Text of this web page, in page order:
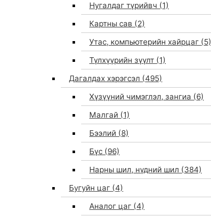
Нугалдаг түрийвч (1)
Картны сав (2)
Утас, компьютерийн хайрцаг (5)
Түлхүүрийн зүүлт (1)
Дагалдах хэрэгсэл (495)
Хүзүүний чимэглэл, зангиа (6)
Малгай (1)
Бээлий (8)
Бүс (96)
Нарны шил, нүдний шил (384)
Бугуйн цаг (4)
Аналог цаг (4)